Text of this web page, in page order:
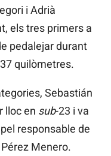
i Adrià
els tres primers a
pedalejar durant
quilòmetres.
Sebastián
lloc en sub-23 i va
responsable de
Menero.